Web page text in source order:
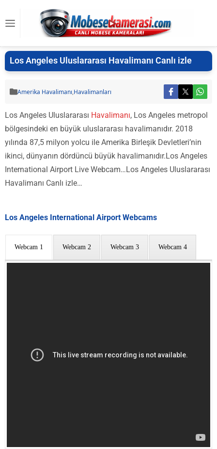
Los Angeles Uluslararası Havalimanı Canlı izle
Amerika Havalimanı,Havalimanları
Los Angeles Uluslararası Havalimanı, Los Angeles metropol
bölgesindeki en büyük uluslararası havalimanıdır. 2018
yılında 87,5 milyon yolcu ile Amerika Birleşik Devletleri’nin
ikinci, dünyanın dördüncü büyük havalimanıdır.Los Angeles
International Airport Live Webcam…Los Angeles Uluslararası
Havalimanı Canlı izle…
Los Angeles International Airport Webcams
Webcam 1 Webcam 2 Webcam 3 Webcam 4